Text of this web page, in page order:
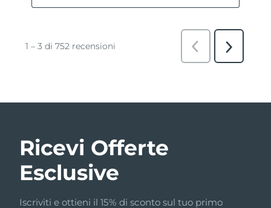
Ricevi Offerte
Esclusive
Iscriviti e ottieni il 15% di sconto sul tuo primo